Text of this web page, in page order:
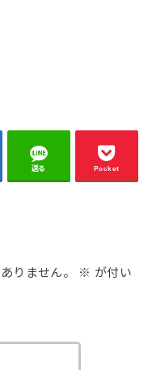
送る Pocket
りません。 ※ が付い